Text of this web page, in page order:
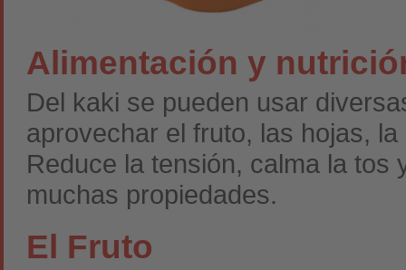
Alimentación y
Del kaki se pueden usar
aprovechar el fruto, las hojas,
Reduce la tensión, calma la
muchas propiedades.
El Fruto